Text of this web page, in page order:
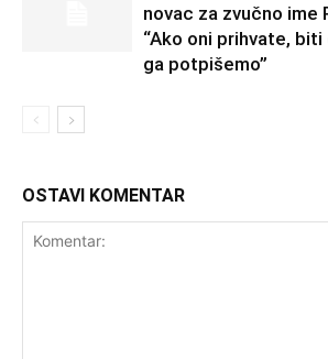
novac za zvučno ime
“Ako oni prihvate,
ga potpišemo”
OSTAVI KOMENTAR